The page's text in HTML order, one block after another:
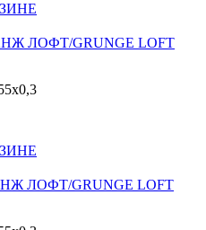
ЛОФТ/GRUNGE LOFT
ЛОФТ/GRUNGE LOFT